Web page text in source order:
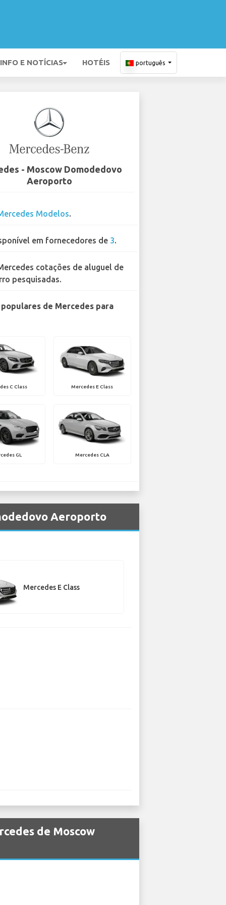
INFO E NOTÍCIAS HOTÉIS português
- Moscow Domodedovo
Aeroporto
Modelos.
em fornecedores de 3.
cotações de aluguel de
pesquisadas.
de Mercedes para
C Class Mercedes E Class
GL Mercedes CLA
Aeroporto
Mercedes E Class
de Moscow